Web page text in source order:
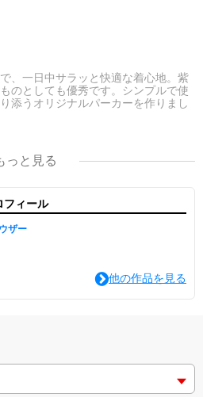
、一日中サラッと快適な着心地。紫
のとしても優秀です。シンプルで使
添うオリジナルパーカーを作りまし
10営業日（土日祝除く）
ますが、楽しみにお待ちいただけま
っと見る
フィール
ザー
他の作品を見る